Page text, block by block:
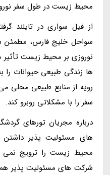
محیط زیست در طول سفر
از فیل سواری در تایلند
سواحل خلیج فارس، مطمئن
نوروزی بر محیط زیست
ها زندگی طبیعی حیوانات را
رویه از منابع طبیعی محلی
سفر را با مشکلاتی روبرو کند.
درباره مجریان تورهای
های مسئولیت پذیر داشتن
محیط زیست را ترویج نمی
شرکت های مسئولیت پذیر